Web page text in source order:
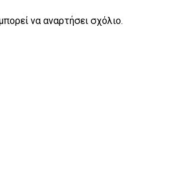
να αναρτήσει σχόλιο.